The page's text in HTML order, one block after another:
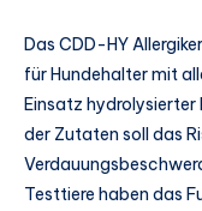
Das CDD-HY
für Hundehalter mit
Einsatz
der Zutaten soll das
Testtiere haben das